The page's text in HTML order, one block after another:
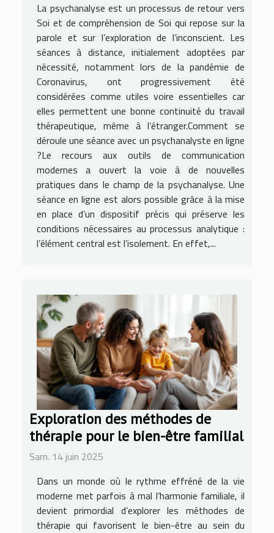
La psychanalyse est un processus de retour vers
Soi et de compréhension de Soi qui repose sur la
parole et sur l’exploration de l’inconscient. Les
séances à distance, initialement adoptées par
nécessité, notamment lors de la pandémie de
Coronavirus, ont progressivement été
considérées comme utiles voire essentielles car
elles permettent une bonne continuité du travail
thérapeutique, même à l’étranger.Comment se
déroule une séance avec un psychanalyste en ligne
?Le recours aux outils de communication
modernes a ouvert la voie à de nouvelles
pratiques dans le champ de la psychanalyse. Une
séance en ligne est alors possible grâce à la mise
en place d’un dispositif précis qui préserve les
conditions nécessaires au processus analytique :
l’élément central est l’isolement. En effet,...
Exploration des méthodes de
thérapie pour le bien-être familial
Sam. 14 juin 2025
Dans un monde où le rythme effréné de la vie
moderne met parfois à mal l’harmonie familiale, il
devient primordial d’explorer les méthodes de
thérapie qui favorisent le bien-être au sein du